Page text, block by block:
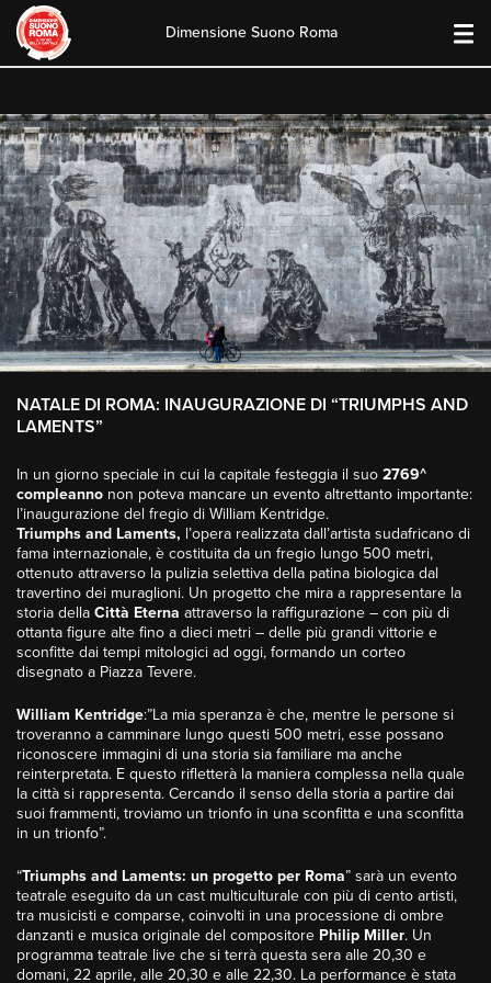
content
Dimensione Suono Roma
NATALE DI ROMA: INAUGURAZIONE DI “TRIUMPHS AND
LAMENTS”
In un giorno speciale in cui la capitale festeggia il suo 2769^
compleanno non poteva mancare un evento altrettanto importante:
l’inaugurazione del fregio di William Kentridge.
Triumphs and Laments, l’opera realizzata dall’artista sudafricano di
fama internazionale, è costituita da un fregio lungo 500 metri,
ottenuto attraverso la pulizia selettiva della patina biologica dal
travertino dei muraglioni. Un progetto che mira a rappresentare la
storia della Città Eterna attraverso la raffigurazione – con più di
ottanta figure alte fino a dieci metri – delle più grandi vittorie e
sconfitte dai tempi mitologici ad oggi, formando un corteo
disegnato a Piazza Tevere.
William Kentridge:”La mia speranza è che, mentre le persone si
troveranno a camminare lungo questi 500 metri, esse possano
riconoscere immagini di una storia sia familiare ma anche
reinterpretata. E questo rifletterà la maniera complessa nella quale
la città si rappresenta. Cercando il senso della storia a partire dai
suoi frammenti, troviamo un trionfo in una sconfitta e una sconfitta
in un trionfo”.
“Triumphs and Laments: un progetto per Roma” sarà un evento
teatrale eseguito da un cast multiculturale con più di cento artisti,
tra musicisti e comparse, coinvolti in una processione di ombre
danzanti e musica originale del compositore Philip Miller. Un
programma teatrale live che si terrà questa sera alle 20,30 e
domani, 22 aprile, alle 20,30 e alle 22,30. La performance è stata